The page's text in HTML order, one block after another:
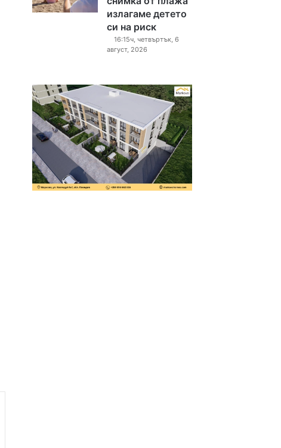
излагаме детето
си на риск
16:15ч, четвъртък, 6
август, 2026